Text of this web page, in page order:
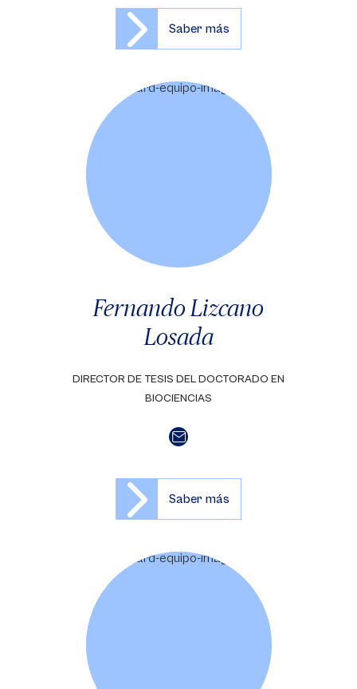
Saber más
Fernando Lizcano
Losada
DIRECTOR DE TESIS DEL DOCTORADO EN
BIOCIENCIAS
Saber más